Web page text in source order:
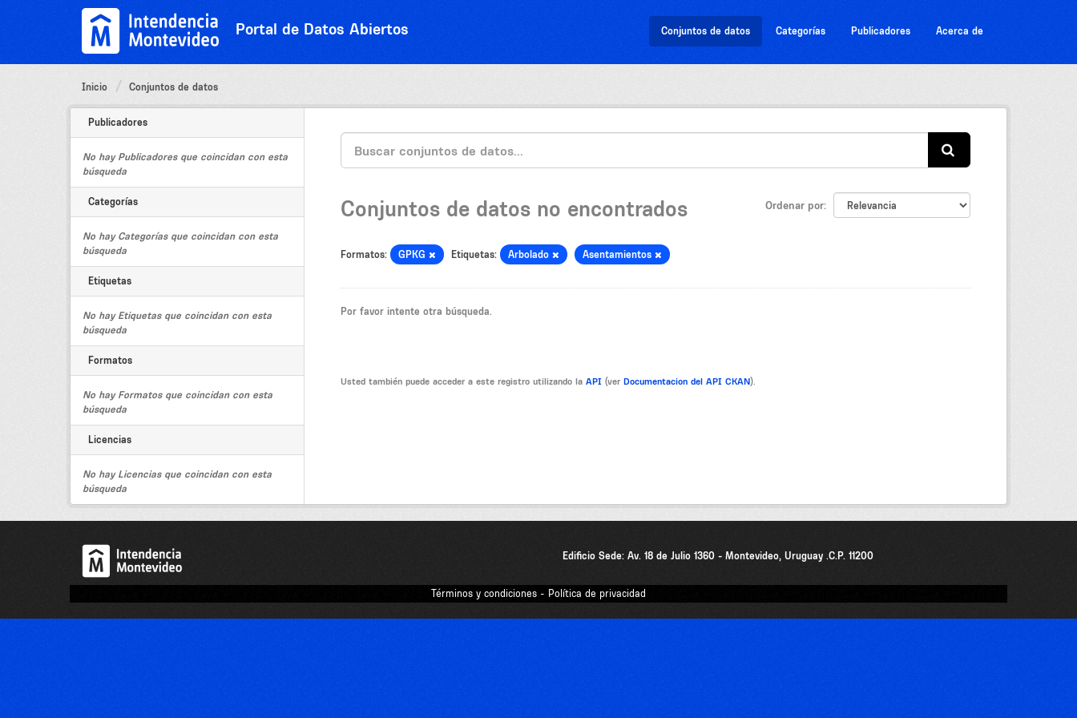
Portal de Datos Abiertos Conjuntos de datos Categorías Publicadores Acerca de
Inicio Conjuntos de datos
Publicadores
No hay Publicadores que coincidan con esta
búsqueda
Categorías
No hay Categorías que coincidan con esta
búsqueda
Etiquetas
No hay Etiquetas que coincidan con esta
búsqueda
Formatos
No hay Formatos que coincidan con esta
búsqueda
Licencias
No hay Licencias que coincidan con esta
búsqueda
Ordenar por
Conjuntos de datos no encontrados
Formatos: GPKG Etiquetas: Arbolado Asentamientos
Por favor intente otra búsqueda.
Usted también puede acceder a este registro utilizando la API (ver Documentacion del API CKAN).
Edificio Sede: Av. 18 de Julio 1360 - Montevideo, Uruguay .C.P. 11200
Términos y condiciones - Política de privacidad